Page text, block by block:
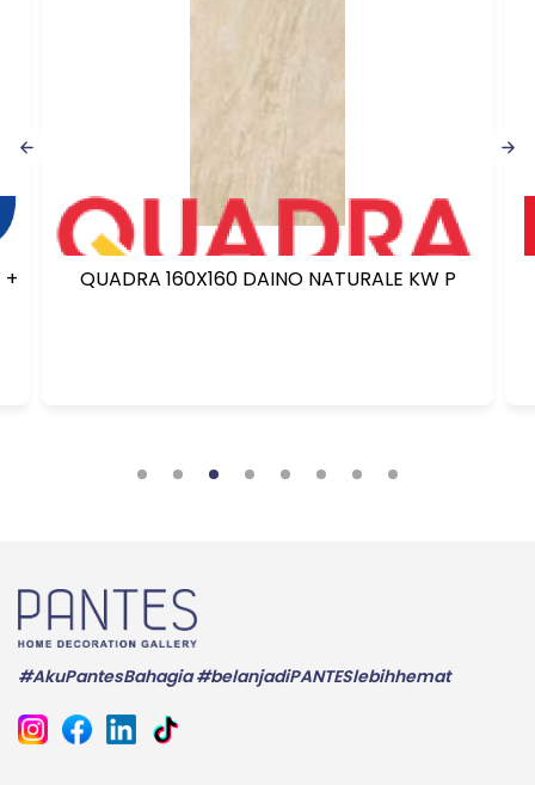
+ QUADRA 160X160 DAINO NATURALE KW P
#AkuPantesBahagia #belanjadiPANTESlebihhemat